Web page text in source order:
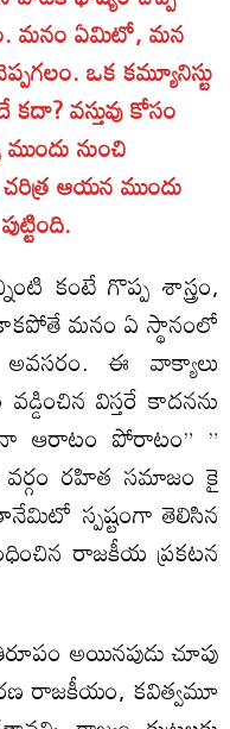
మనం ఏమిటో, మన
ఒక కమ్యూనిస్టు
వస్తువు కోసం
నుంచి
ఆయన ముందు
గొప్ప శాస్త్రం,
మనం ఏ స్థానంలో
అవసరం. ఈ వాక్యాలు
విస్తరే కాదనను
నా ఆరాటం పోరాటం” ”
వర్గం రహిత సమాజం కై
స్పష్టంగా తెలిసిన
రాజకీయ ప్రకటన
అయినపుడు చూపు
రాజకీయం, కవిత్వమూ